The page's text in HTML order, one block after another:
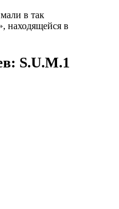
в так
находящейся в
S.U.M.1